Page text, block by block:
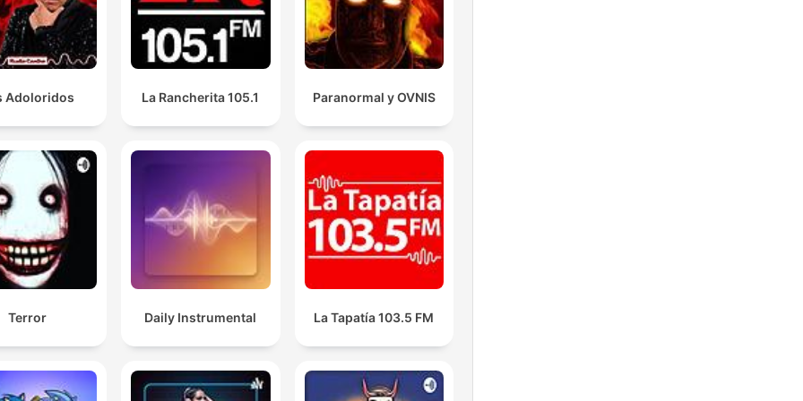
Adoloridos La Rancherita 105.1 Paranormal y OVNIS
Terror Daily Instrumental La Tapatía 103.5 FM